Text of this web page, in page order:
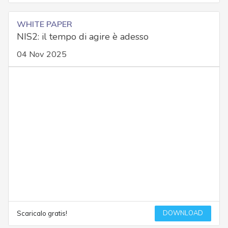
WHITE PAPER
NIS2: il tempo di agire è adesso
04 Nov 2025
Scaricalo gratis! DOWNLOAD